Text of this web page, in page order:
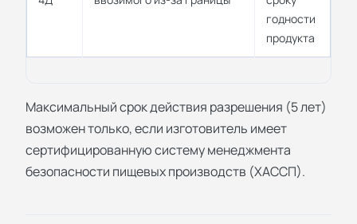
годности
продукта
Максимальный срок действия разрешения (5 лет)
возможен только, если изготовитель имеет
сертифицированную систему менеджмента
безопасности пищевых производств (ХАССП).